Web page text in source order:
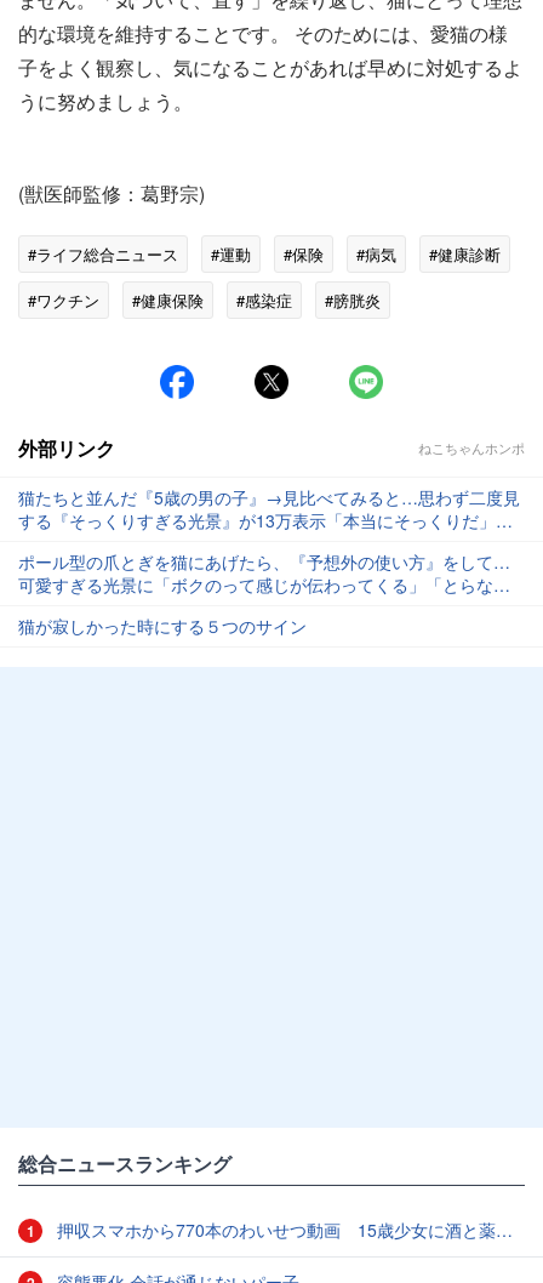
的な環境を維持することです。 そのためには、愛猫の様
子をよく観察し、気になることがあれば早めに対処するよ
うに努めましょう。
(獣医師監修：葛野宗)
#ライフ総合ニュース #運動 #保険 #病気
#健康診断
#ワクチン
#健康保険 #感染症 #膀胱炎
外部リンク ねこちゃんホンポ
猫たちと並んだ『5歳の男の子』→見比べてみると…思わず二度見
する『そっくりすぎる光景』が13万表示「本当にそっくりだ」
ポール型の爪とぎを猫にあげたら、『予想外の使い方』をして…
可愛すぎる光景に「ボクのって感じが伝わってくる」「とらない
猫が寂しかった時にする５つのサイン
総合ニュースランキング
1 押収スマホから770本のわいせつ動画 15歳少女に酒と薬飲ませ性的暴行か 54歳男を再逮捕 「薬もありますよ」とSNSで誘い出し